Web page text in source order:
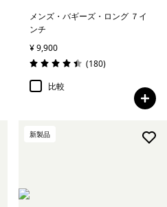
メンズ・バギーズ・ロング ７イ
ンチ
¥ 9,900
評価: 4.4 / 5
(180レビュー
)
比較
新製品